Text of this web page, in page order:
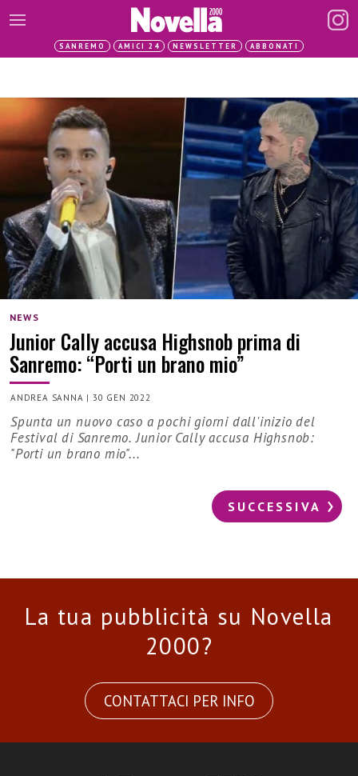
SANREMO AMICI 24 NEWSLETTER ABBONATI
NEWS
Junior Cally accusa Highsnob prima di
Sanremo: “Porti un brano mio”
ANDREA SANNA |30 GEN 2022
Spunta un nuovo caso a pochi giorni dall'inizio del
Festival di Sanremo. Junior Cally accusa Highsnob:
"Porti un brano mio"...
SUCCESSIVA
La tua pubblicità su Novella
2000?
CONTATTACI PER INFO